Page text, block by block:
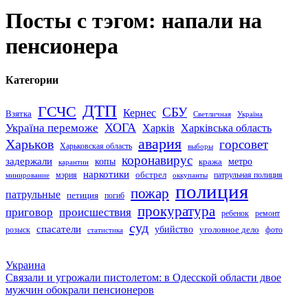
Посты с тэгом: напали на
пенсионера
Категории
Взятка ГСЧС ДТП Кернес СБУ Светличная Україна
Україна переможе ХОГА Харків Харківська область
Харьков Харьковская область авария выборы горсовет
задержали карантин копы коронавирус кража метро
минирование мэрия наркотики обстрел оккупанты патрульная полиция
патрульные петиция погиб пожар полиция
приговор происшествия прокуратура ребенок
ремонт
розыск
спасатели статистика суд убийство уголовное дело фото
Украина
Связали и угрожали пистолетом: в Одесской области двое
мужчин обокрали пенсионеров